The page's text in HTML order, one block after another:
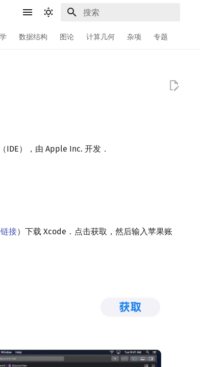
数据结构 图论 计算几何 杂项 专题
IDE），由 Apple Inc. 开发．
接）下载 Xcode．点击获取，然后输入苹果账